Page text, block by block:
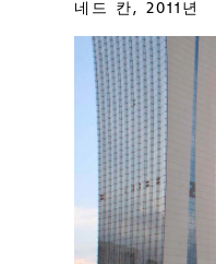
네드 칸, 2011년